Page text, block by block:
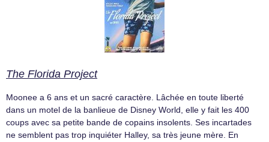
The Florida Project
Moonee a 6 ans et un sacré caractère. Lâchée en toute liberté
dans un motel de la banlieue de Disney World, elle y fait les 400
coups avec sa petite bande de copains insolents. Ses incartades
ne semblent pas trop inquiéter Halley, sa très jeune mère. En